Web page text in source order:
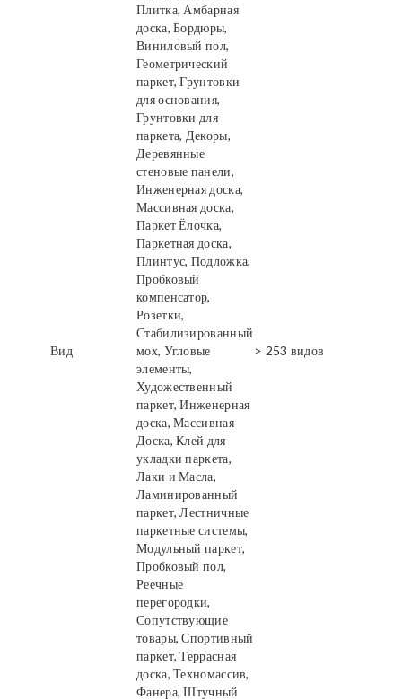
Вид
Плитка, Амбарная
доска, Бордюры,
Виниловый пол,
Геометрический
паркет, Грунтовки
для основания,
Грунтовки для
паркета, Декоры,
Деревянные
стеновые панели,
Инженерная доска,
Массивная доска,
Паркет Ёлочка,
Паркетная доска,
Плинтус, Подложка,
Пробковый
компенсатор,
Розетки,
Стабилизированный
мох, Угловые
элементы,
Художественный
паркет, Инженерная
доска, Массивная
Доска, Клей для
укладки паркета,
Лаки и Масла,
Ламинированный
паркет, Лестничные
паркетные системы,
Модульный паркет,
Пробковый пол,
Реечные
перегородки,
Сопутствующие
товары, Спортивный
паркет, Террасная
доска, Техномассив,
Фанера, Штучный
> 253 видов